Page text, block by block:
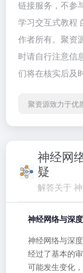
链接服务，不参
学习交互式教程
作者所有。聚资
时请自行注意信
们将在核实后及
聚资源致力于优
神经网
疑
解答关于
神经网络与深
神经网络与深
经过了基本的
可能发生变化